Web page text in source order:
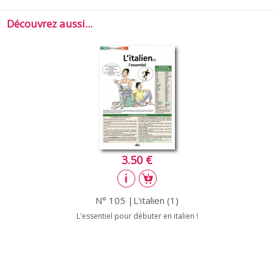
Découvrez aussi...
3.50 €
N° 105 |L'italien (1)
L'essentiel pour débuter en italien !